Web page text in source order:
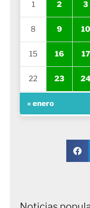
1 2 3
8 9 10
15 16 17
22 23
« enero